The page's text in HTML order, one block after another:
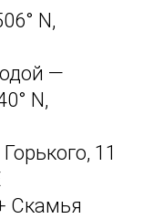
N,
—
N,
11
Скамья